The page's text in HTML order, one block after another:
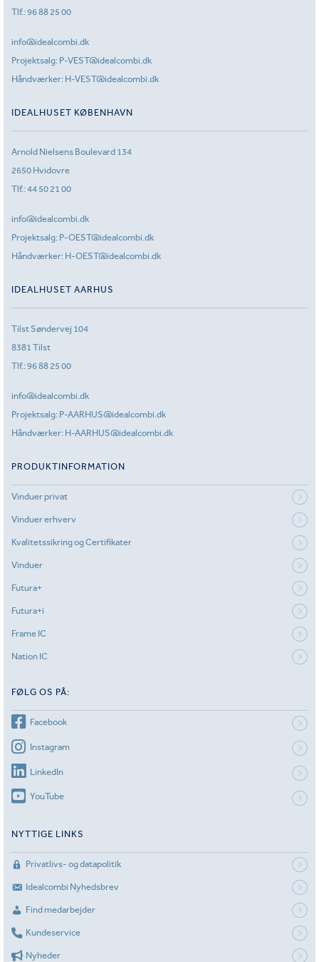
Tlf.:96 88 25 00
info@idealcombi.dk
Projektsalg: P-VEST@idealcombi.dk
Håndværker: H-VEST@idealcombi.dk
IDEALHUSET KØBENHAVN
Arnold Nielsens Boulevard 134
2650 Hvidovre
Tlf.:44 50 21 00
info@idealcombi.dk
Projektsalg: P-OEST@idealcombi.dk
Håndværker: H-OEST@idealcombi.dk
IDEALHUSET AARHUS
Tilst Søndervej 104
8381 Tilst
Tlf.:96 88 25 00
info@idealcombi.dk
Projektsalg: P-AARHUS@idealcombi.dk
Håndværker: H-AARHUS@idealcombi.dk
PRODUKTINFORMATION
Vinduer privat
Vinduer erhverv
Kvalitetssikring og Certifikater
Vinduer
Futura+
Futura+i
Frame IC
Nation IC
FØLG OS PÅ:
Facebook
Instagram
LinkedIn
YouTube
NYTTIGE LINKS
Privatlivs- og datapolitik
Idealcombi Nyhedsbrev
Find medarbejder
Kundeservice
Nyheder